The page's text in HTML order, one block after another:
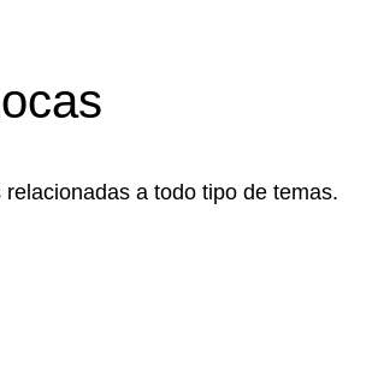
a todo tipo de temas.